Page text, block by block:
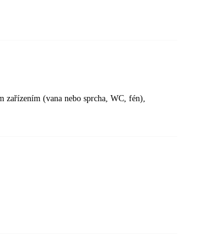
zařízením (vana nebo sprcha, WC, fén),